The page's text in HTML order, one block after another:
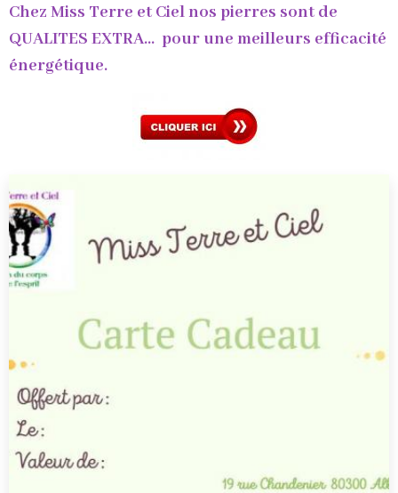
Chez Miss Terre et Ciel nos pierres sont de
QUALITES EXTRA... pour une meilleurs efficacité
énergétique.